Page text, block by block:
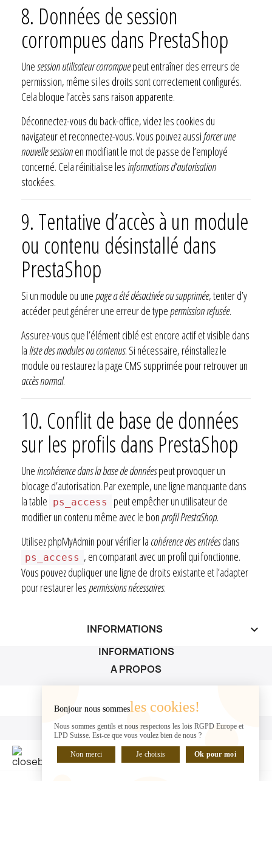
8. Données de session
corrompues dans PrestaShop
Unesession utilisateur corrompuepeut entraîner des erreurs de
permission, même si les droits sont correctement configurés.
Cela bloque l’accès sans raison apparente.
Déconnectez-vous du back-office, videz les cookies du
navigateur et reconnectez-vous. Vous pouvez aussiforcer une
nouvelle sessionen modifiant le mot de passe de l’employé
concerné. Cela réinitialise lesinformations d’autorisation
stockées.
9. Tentative d’accès à un module
ou contenu désinstallé dans
PrestaShop
Si un module ou unepage a été désactivée ou supprimée, tenter d’y
accéder peut générer une erreur de typepermission refusée.
Assurez-vous que l’élément ciblé est encore actif et visible dans
la liste des modules ou contenus. Si nécessaire, réinstallez le
module ou restaurez la page CMS supprimée pour retrouver un
accès normal.
10. Conflit de base de données
sur les profils dans PrestaShop
Uneincohérence dans la base de donnéespeut provoquer un
blocage d’autorisation. Par exemple, une ligne manquante dans
la table ps_access
peut empêcher un utilisateur de
modifier un contenu même avec le bonprofil PrestaShop.
Utilisez phpMyAdmin pour vérifier la cohérence des entréesdans
ps_access , en comparant avec un profil qui fonctionne.
Vous pouvez dupliquer une ligne de droits existante et l’adapter
pour restaurer lespermissions nécessaires.
INFORMATIONS keyboard_arrow_down
INFORMATIONS
A PROPOS
A PROPOS
VOTRE COMPTE
VOTRE COMPTE
Bonjour nous sommesles cookies!
Nous sommes gentils et nous respectons les lois RGPD Europe et
LPD Suisse. Est-ce que vous voulez bien de nous ?
Non merci Je choisis Ok pour moi
DISCUTER EN LIGNE